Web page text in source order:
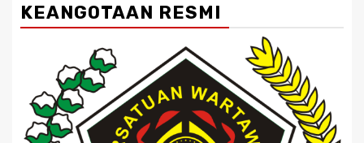
KEANGOTAAN RESMI